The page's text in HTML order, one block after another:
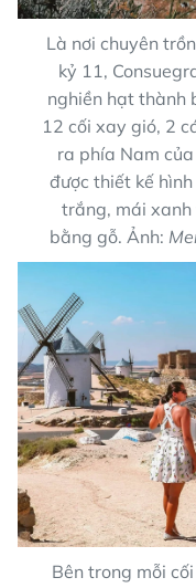
Là nơi chuyên
kỷ 11,
nghiền hạt thành
12 cối xay gió, 2
ra phía Nam
được thiết kế
trắng, mái xanh
bằng gỗ. Ảnh:
Bên trong mỗi